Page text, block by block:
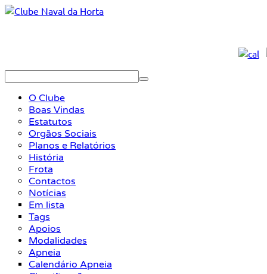
O Clube
Boas Vindas
Estatutos
Orgãos Sociais
Planos e Relatórios
História
Frota
Contactos
Notícias
Em lista
Tags
Apoios
Modalidades
Apneia
Calendário Apneia